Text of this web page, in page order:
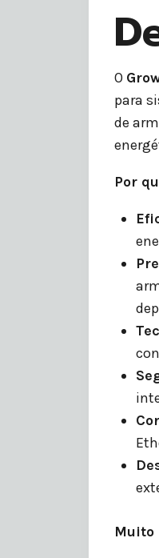
O
para
de
Por
Muito